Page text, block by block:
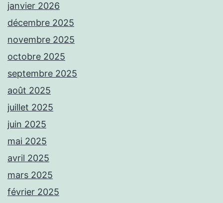
janvier 2026
décembre 2025
novembre 2025
octobre 2025
septembre 2025
août 2025
juillet 2025
juin 2025
mai 2025
avril 2025
mars 2025
février 2025